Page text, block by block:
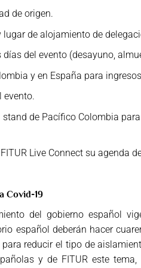
de origen.
de alojamiento de
del evento (desayuno,
y en España para
evento.
stand de Pacífico Colombia
Live Connect su agenda
Covid-19
del gobierno español
español deberán hacer
reducir el tipo de
y de FITUR este